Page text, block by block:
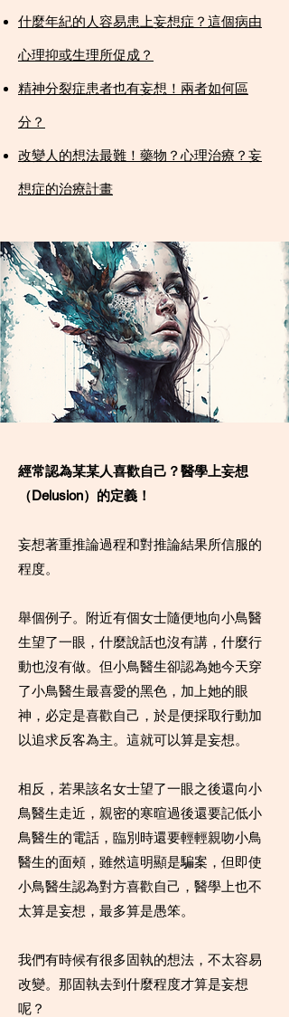
什麼年紀的人容易患上妄想症？這個病由
心理抑或生理所促成？​
精神分裂症患者也有妄想！兩者如何區
分？​
改變人的想法最難！藥物？心理治療？妄
想症的治療計畫
經常認為某某人喜歡自己？醫學上妄想
（Delusion）的定義！
妄想著重推論過程和對推論結果所信服的
程度。
舉個例子。附近有個女士隨便地向小鳥醫
生望了一眼，什麼說話也沒有講，什麼行
動也沒有做。但小鳥醫生卻認為她今天穿
了小鳥醫生最喜愛的黑色，加上她的眼
神，必定是喜歡自己，於是便採取行動加
以追求反客為主。這就可以算是妄想。
相反，若果該名女士望了一眼之後還向小
鳥醫生走近，親密的寒暄過後還要記低小
鳥醫生的電話，臨別時還要輕輕親吻小鳥
醫生的面頰，雖然這明顯是騙案，但即使
小鳥醫生認為對方喜歡自己，醫學上也不
太算是妄想，最多算是愚笨。
我們有時候有很多固執的想法，不太容易
改變。那固執去到什麼程度才算是妄想
呢？